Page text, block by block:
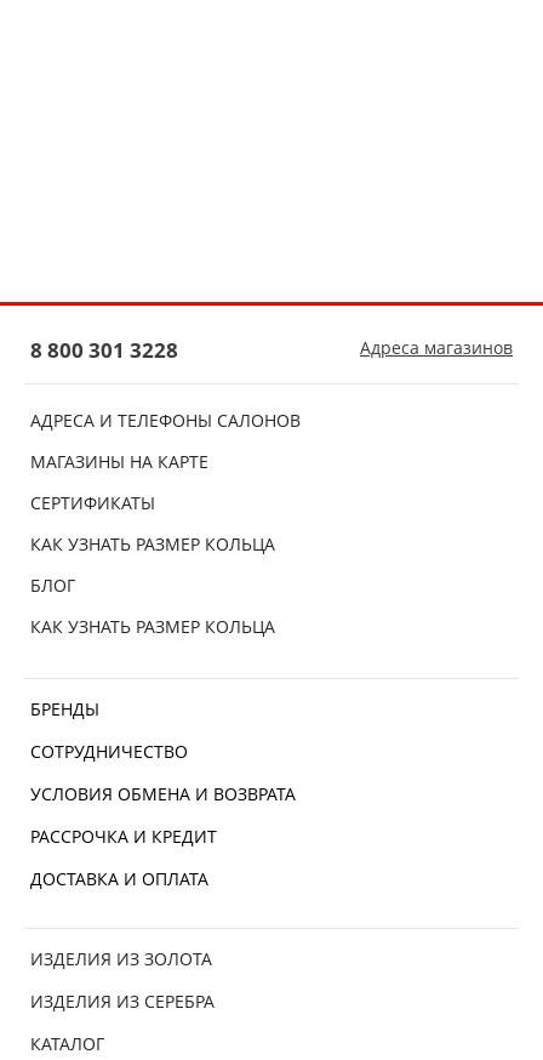
АДРЕСА И ТЕЛЕФОНЫ САЛОНОВ
МАГАЗИНЫ НА КАРТЕ
СЕРТИФИКАТЫ
КАК УЗНАТЬ РАЗМЕР КОЛЬЦА
БЛОГ
КАК УЗНАТЬ РАЗМЕР КОЛЬЦА
БРЕНДЫ
СОТРУДНИЧЕСТВО
УСЛОВИЯ ОБМЕНА И ВОЗВРАТА
РАССРОЧКА И КРЕДИТ
ДОСТАВКА И ОПЛАТА
ИЗДЕЛИЯ ИЗ ЗОЛОТА
ИЗДЕЛИЯ ИЗ СЕРЕБРА
КАТАЛОГ
8 800 301 3228 Адреса магазинов